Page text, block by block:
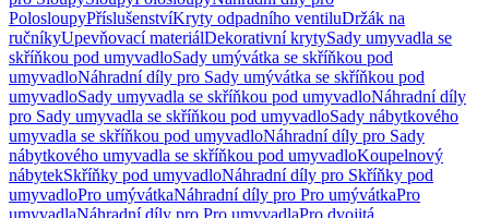
PolosloupyPříslušenstvíKryty odpadního ventiluDržák na
ručníkyUpevňovací materiálDekorativní krytySady umyvadla se
skříňkou pod umyvadloSady umývátka se skříňkou pod
umyvadloNáhradní díly pro Sady umývátka se skříňkou pod
umyvadloSady umyvadla se skříňkou pod umyvadloNáhradní díly
pro Sady umyvadla se skříňkou pod umyvadloSady nábytkového
umyvadla se skříňkou pod umyvadloNáhradní díly pro Sady
nábytkového umyvadla se skříňkou pod umyvadloKoupelnový
nábytekSkříňky pod umyvadloNáhradní díly pro Skříňky pod
umyvadloPro umývátkaNáhradní díly pro Pro umývátkaPro
umyvadlaNáhradní díly pro Pro umyvadlaPro dvojitá